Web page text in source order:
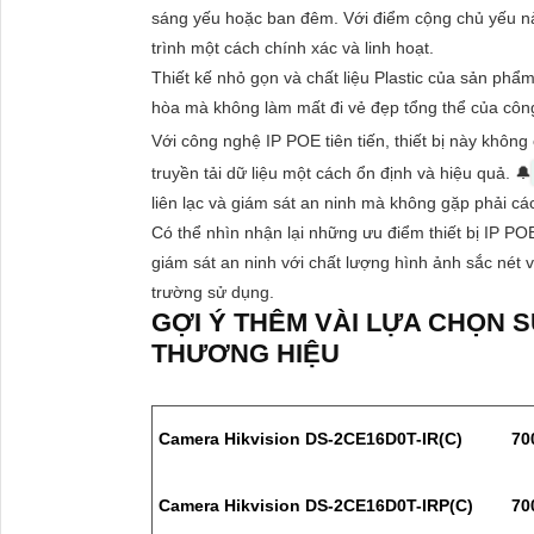
sáng yếu hoặc ban đêm. Với điểm cộng chủ yếu
trình một cách chính xác và linh hoạt.
Thiết kế nhỏ gọn và chất liệu Plastic của sản
hòa mà không làm mất đi vẻ đẹp tổng thể của
Với công nghệ IP POE tiên tiến, thiết bị này
truyền tải dữ liệu một cách ổn định và hiệu quả. 🔔
liên lạc và giám sát an ninh mà không gặp phải
Có thể nhìn nhận lại những ưu điểm thiết bị IP
giám sát an ninh với chất lượng hình ảnh sắc nét
trường sử dụng.
GỢI Ý THÊM VÀI LỰA CHỌN
THƯƠNG HIỆU
Camera Hikvision DS-2CE16D0T-IR(C)
Camera Hikvision DS-2CE16D0T-IRP(C)